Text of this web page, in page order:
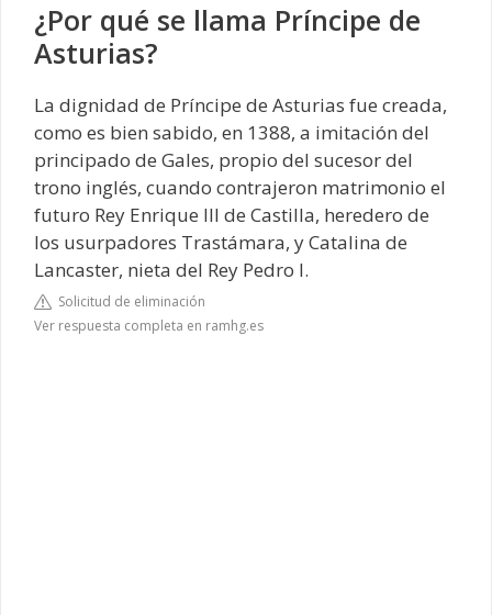
¿Por qué se llama Príncipe de
Asturias?
La dignidad de Príncipe de Asturias fue creada,
como es bien sabido, en 1388, a imitación del
principado de Gales, propio del sucesor del
trono inglés, cuando contrajeron matrimonio el
futuro Rey Enrique III de Castilla, heredero de
los usurpadores Trastámara, y Catalina de
Lancaster, nieta del Rey Pedro I.
Solicitud de eliminación
Ver respuesta completa en ramhg.es